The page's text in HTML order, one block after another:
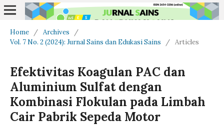
Home / Archives
/
Vol. 7 No. 2 (2024): Jurnal Sains dan Edukasi Sains
/ Articles
Efektivitas Koagulan PAC dan
Aluminium Sulfat dengan
Kombinasi Flokulan pada Limbah
Cair Pabrik Sepeda Motor